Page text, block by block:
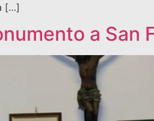
[…]
a San